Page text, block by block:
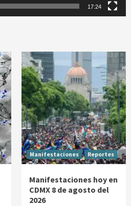
17:24
Manifestaciones Reportes
Manifestaciones hoy en
CDMX 8 de agosto del
2026